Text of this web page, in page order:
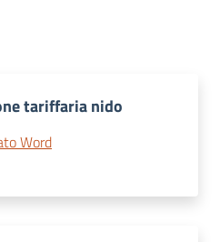
tariffaria nido
Word